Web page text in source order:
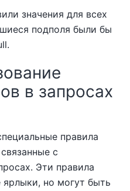
значения для всех
подполя были бы
в запросах
правила
с
Эти правила
ярлыки, но могут быть